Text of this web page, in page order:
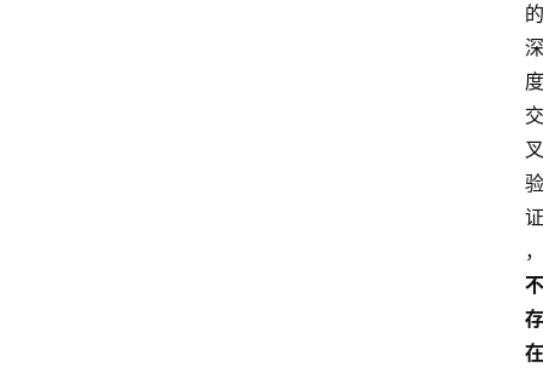
的
深
度
交
叉
验
证
，
不
存
在